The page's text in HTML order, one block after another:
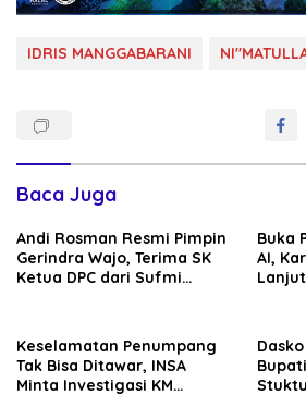
IDRIS MANGGABARANI
Baca Juga
Andi Rosman Resmi Pimpin
Gerindra Wajo, Terima SK
Ketua DPC dari Sufmi
Buka
AI,
Keselamatan Penumpang
Tak Bisa Ditawar, INSA
Minta Investigasi KM